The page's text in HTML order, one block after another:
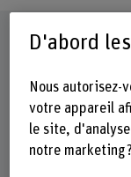
Profil
D'abord
Nous autorisez-
votre appareil
le site,
notre marketing ?